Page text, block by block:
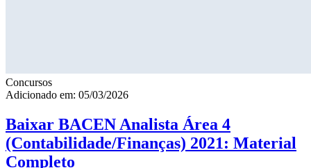
Concursos
Adicionado em: 05/03/2026
Baixar BACEN Analista Área 4
(Contabilidade/Finanças) 2021: Material
Completo